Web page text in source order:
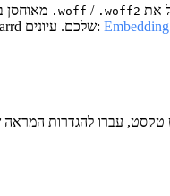
.woff / .woff2
של אתר Carrd שלכם. עיונים: